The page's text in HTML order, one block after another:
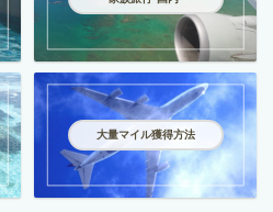
大量マイル獲得方法